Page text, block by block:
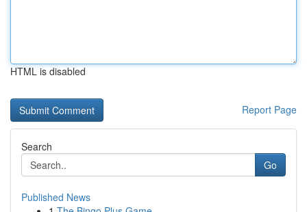
HTML is disabled
Report Page
Search
Go
Published News